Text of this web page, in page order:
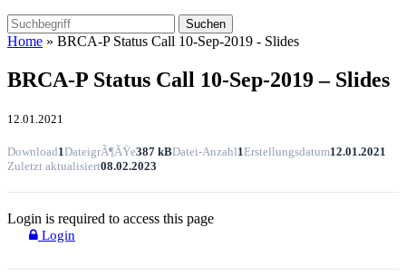
Home » BRCA-P Status Call 10-Sep-2019 - Slides
BRCA-P Status Call 10-Sep-2019 – Slides
12.01.2021
Download1DateigrÃ¶ÃŸe387 kBDatei-Anzahl1Erstellungsdatum12.01.2021
Zuletzt aktualisiert08.02.2023
Login is required to access this page
Login